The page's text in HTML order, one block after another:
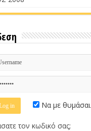
Να με θυμάσαι
τον κωδικό σας;